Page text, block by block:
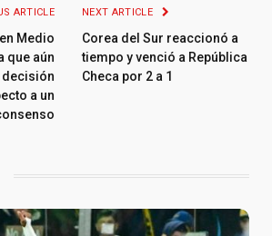
ARTICLE
Medio
que aún
decisión
a un
NEXT ARTICLE
Corea del Sur reaccionó a
tiempo y venció a República
Checa por 2 a 1